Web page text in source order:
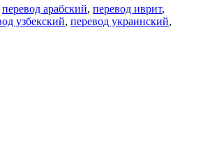
перевод арабский, перевод иврит,
узбекский, перевод украинский,